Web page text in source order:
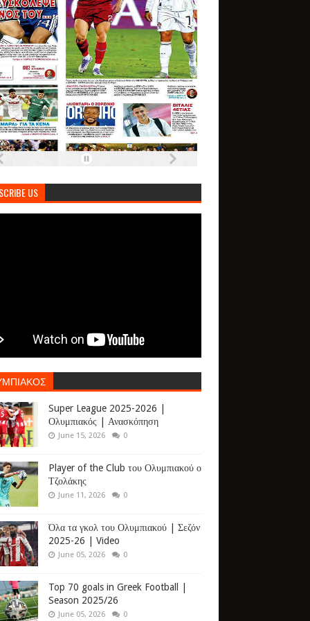
US
Super League 2025-2026 |
Ολυμπιακός | Ανασκόπηση
June 15, 2026 0
Player of the Club του Ολυμπιακού ο
Τζολάκης
June 11, 2026 0
Όλα τα γκολ του Ολυμπιακού | Σεζόν
2025-26 | Video
June 05, 2026 0
Top 70 goals in Greek Football |
Season 2025/26
June 05, 2026 0